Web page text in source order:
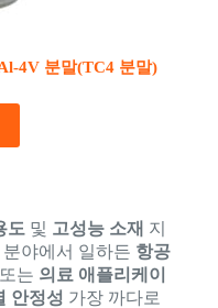
4V 분말(TC4 분말)
도 및 고성능 소재 지
야에서 일하든 항공
또는 의료 애플리케이
안정성 가장 까다로